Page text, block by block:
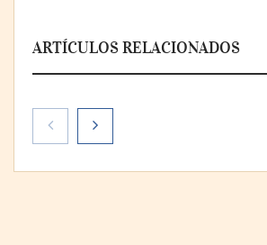
ARTÍCULOS RELACIONADOS